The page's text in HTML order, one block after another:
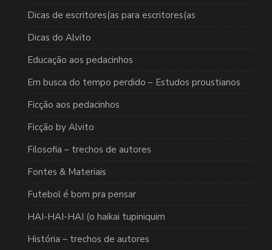
Dicas de escritores(as para escritores(as
Dicas do Alvito
Educação aos pedacinhos
Em busca do tempo perdido – Estudos proustianos
Ficção aos pedacinhos
Ficção by Alvito
Filosofia – trechos de autores
Fontes & Materiais
Futebol é bom pra pensar
HAI-HAI-HAI (o haikai tupiniquim
História – trechos de autores